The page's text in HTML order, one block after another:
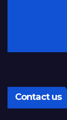
Contact us